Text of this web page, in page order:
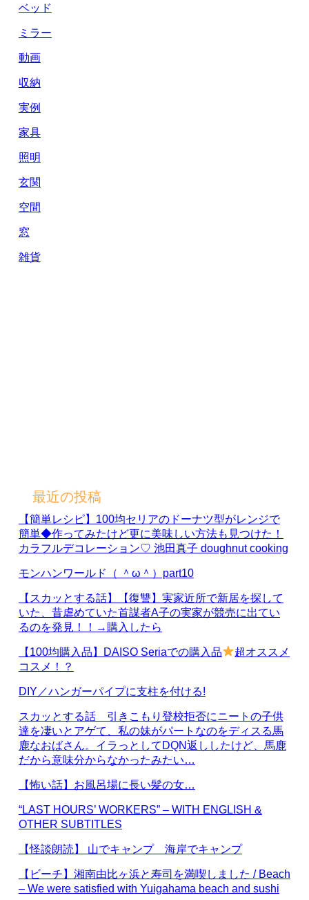
ベッド
ミラー
動画
収納
実例
家具
照明
玄関
空間
窓
雑貨
最近の投稿
【簡単レシピ】100均セリアのドーナツ型がレンジで
簡単◆作ってみたけど更に美味しい方法も見つけた！
カラフルデコレーション♡ 池田真子 doughnut cooking
モンハンワールド（ ＾ω＾）part10
【スカッとする話】【復讐】実家近所で新居を探して
いた、昔虐めていた首謀者A子の実家が競売に出てい
るのを発見！！→購入したら
【100均購入品】DAISO Seriaでの購入品
超オススメ
コスメ！？
DIY／ハンガーパイプに支柱を付ける!
スカッとする話 引きこもり登校拒否にニートの子供
達を凄いとアゲて、私の妹がパートなのをディスる馬
鹿なおばさん。イラっとしてDQN返ししたけど、馬鹿
だから意味分からなかったみたい…
【怖い話】お風呂場に長い髪の女…
“LAST HOURS’ WORKERS” – WITH ENGLISH &
OTHER SUBTITLES
【怪談朗読】 山でキャンプ 海岸でキャンプ
【ビーチ】湘南由比ヶ浜と寿司を満喫しました / Beach
– We were satisfied with Yuigahama beach and sushi